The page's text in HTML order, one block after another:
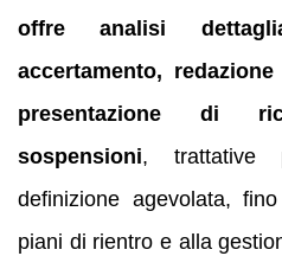
offre analisi
accertamento,
presentazione di
sospensioni, trattative
definizione agevolata,
piani di rientro e alla